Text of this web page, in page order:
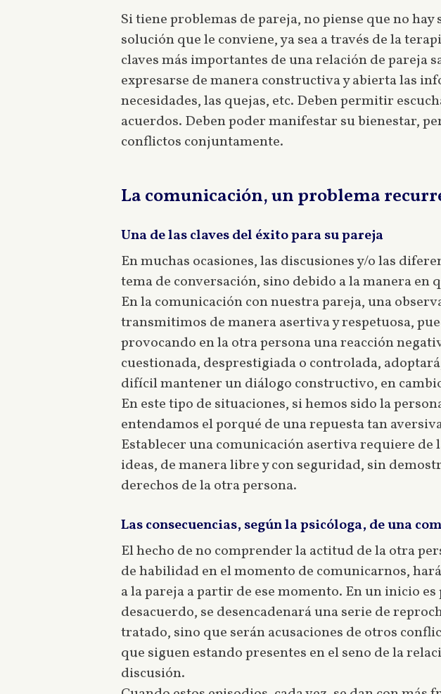
Si tiene problemas de pareja, no piense que no
solución que le conviene, ya sea a través de la
claves más importantes de una relación de pareja
expresarse de manera constructiva y abierta las
necesidades, las quejas, etc. Deben permitir
acuerdos. Deben poder manifestar su bienestar,
conflictos conjuntamente.
La comunicación, un problema
Una de las claves del éxito para su pareja
En muchas ocasiones, las discusiones y/o las
tema de conversación, sino debido a la manera
En la comunicación con nuestra pareja, una
transmitimos de manera asertiva y respetuosa,
provocando en la otra persona una reacción
cuestionada, desprestigiada o controlada,
difícil mantener un diálogo constructivo, en
En este tipo de situaciones, si hemos sido la
entendamos el porqué de una repuesta tan
Establecer una comunicación asertiva requiere de
ideas, de manera libre y con seguridad, sin
derechos de la otra persona.
Las consecuencias, según la psicóloga, de una
El hecho de no comprender la actitud de la otra
de habilidad en el momento de comunicarnos,
a la pareja a partir de ese momento. En un inicio
desacuerdo, se desencadenará una serie de
tratado, sino que serán acusaciones de otros
que siguen estando presentes en el seno de la
discusión.